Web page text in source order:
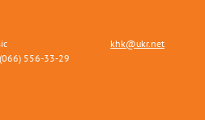
556-33-29
khk@ukr.net